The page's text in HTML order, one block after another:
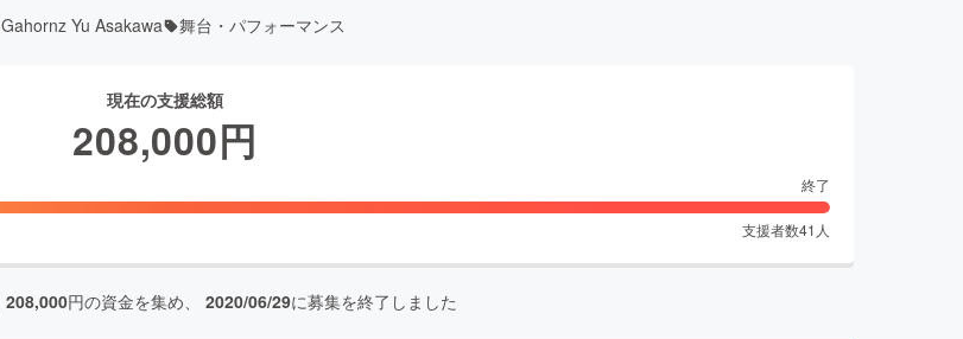
Gahornz Yu Asakawa 舞台・パフォーマンス
現在の支援総額
208,000円
終了
支援者数41 人
208,000円の資金を集め、 2020/06/29に募集を終了しました